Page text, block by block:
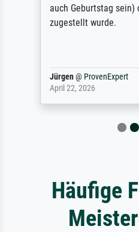
auch Geburtstag sein)
zugestellt wurde.
Jürgen@ ProvenExpert
April 22, 2026
Häufige